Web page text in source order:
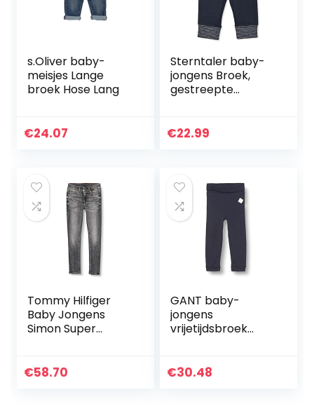
s.Oliver baby-
meisjes Lange
broek Hose Lang
€24.07
Sterntaler baby-
jongens Broek,
gestreepte
€22.99
Tommy Hilfiger
Baby Jongens
Simon Super
€58.70
GANT baby-
jongens
vrijetijdsbroek
€30.48